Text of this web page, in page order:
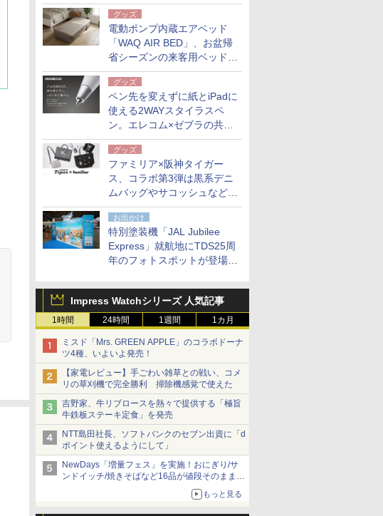
グッズ
電動ポンプ内蔵エアベッド
「WAQ AIR BED」、お盆帰
省シーズンの来客用ベッドに
も。使用後は収納バッグでコ
ンパクトに保管
グッズ
ペン先を変えずに紙とiPadに
使える2WAYスタイラスペ
ン。エレコム×ゼブラの共同
開発
グッズ
ファミリア×阪神タイガー
ス、コラボ第3弾は黒系デニ
ムバッグやサコッシュなど6
点。8月21日オンラインスト
アで発売
お出かけ
特別塗装機「JAL Jubilee
Express」就航地にTDS25周
年のフォトスポットが登場。
Impress Watchシリーズ 人気記事
1時間 24時間 1週間 1カ月
ミスド「Mrs. GREEN APPLE」のコラボドーナ
ツ4種、いよいよ発売！
【家電レビュー】手ごわい雑草との戦い、コメ
リの草刈機で完全勝利 掃除機感覚で使えた
吉野家、牛リブロースを熱々で提供する「極旨
牛鉄板ステーキ定食」を発売
NTT島田社長、ソフトバンクのセブン出資に「d
ポイント使えるようにして」
NewDays「増量フェス」を実施！おにぎり/サ
ンドイッチ/焼きそばなど16品が値段そのままで
もっと見る